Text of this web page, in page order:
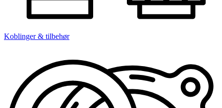
Koblinger & tilbehør